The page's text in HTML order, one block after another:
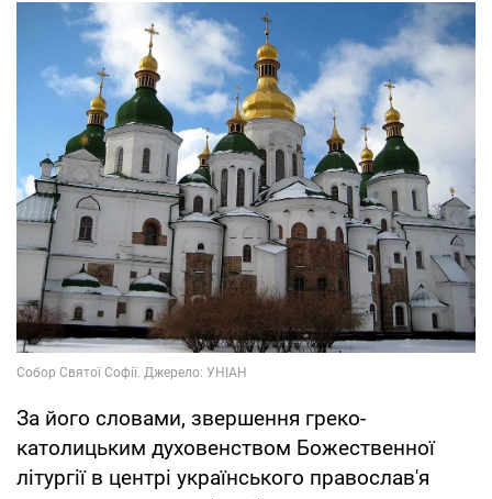
За його словами, звершення греко-
католицьким духовенством Божественної
літургії в центрі українського православ'я